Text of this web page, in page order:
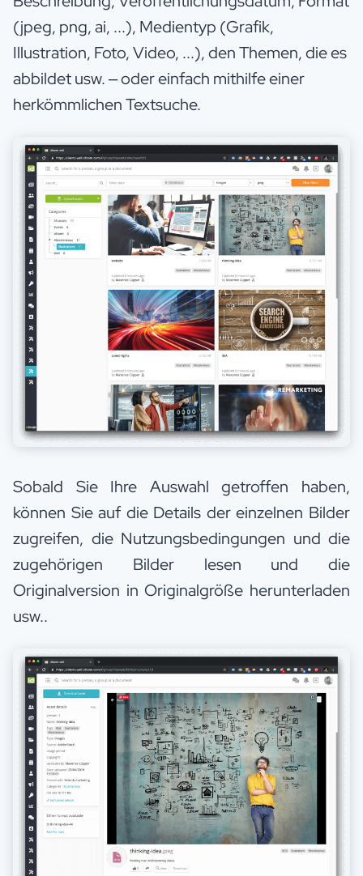
(jpeg, png, ai, ...), Medientyp (Grafik,
Illustration, Foto, Video, ...), den Themen, die es
abbildet usw. – oder einfach mithilfe einer
herkömmlichen Textsuche.
Sobald Sie Ihre Auswahl getroffen haben,
können Sie auf die Details der einzelnen Bilder
zugreifen, die Nutzungsbedingungen und die
zugehörigen Bilder lesen und die
Originalversion in Originalgröße herunterladen
usw..